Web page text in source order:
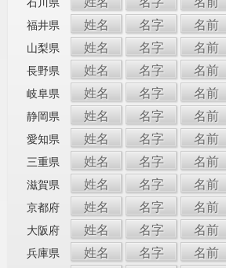
石川県
福井県 姓名 名字 名前
山梨県 姓名 名字 名前
長野県 姓名 名字 名前
岐阜県 姓名 名字 名前
静岡県 姓名 名字 名前
愛知県 姓名 名字 名前
三重県 姓名 名字 名前
滋賀県 姓名 名字 名前
京都府 姓名 名字 名前
大阪府 姓名 名字 名前
兵庫県 姓名 名字 名前